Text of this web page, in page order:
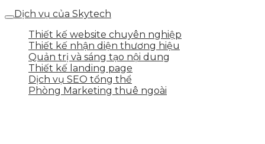
Dịch vụ của Skytech
Thiết kế website chuyên nghiệp
Thiết kế nhận diện thương hiệu
Quản trị và sáng tạo nội dung
Thiết kế landing page
Dịch vụ SEO tổng thể
Phòng Marketing thuê ngoài